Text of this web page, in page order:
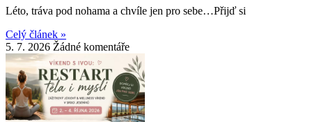
Léto, tráva pod nohama a chvíle jen pro sebe…Přijď si
Celý článek »
5. 7. 2026 Žádné komentáře